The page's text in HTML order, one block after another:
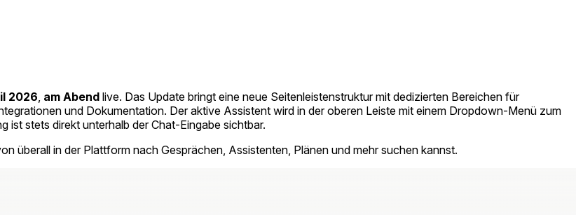
2026 am Abend live. Das Update bringt eine neue Seitenleistenstruktur mit dedizierten Bereichen für
und Dokumentation. Der aktive Assistent wird in der oberen Leiste mit einem Dropdown-Menü zum
ist stets direkt unterhalb der Chat-Eingabe sichtbar.
überall in der Plattform nach Gesprächen, Assistenten, Plänen und mehr suchen kannst.